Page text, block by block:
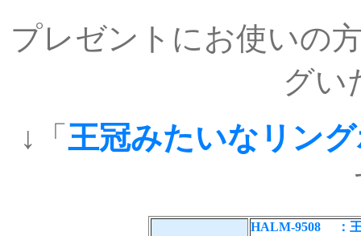
プレゼントにお使いの
グい
↓「 王冠みたいなリン
HALM-9508 ：王